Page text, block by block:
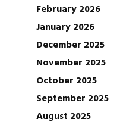
February 2026
January 2026
December 2025
November 2025
October 2025
September 2025
August 2025